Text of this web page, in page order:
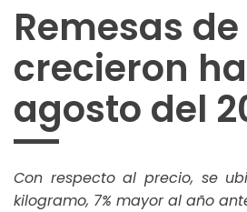
Remesas
crecieron
agosto del
Con respecto al precio, se
kilogramo, 7% mayor al año